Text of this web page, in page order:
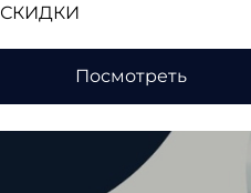
Посмотреть